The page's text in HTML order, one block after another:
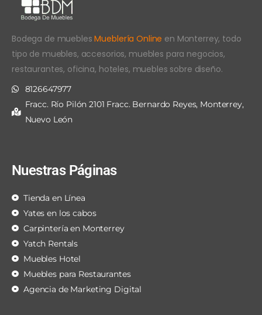
Bodega de mueblesMueblería Online en Monterrey, todo
tipo de muebles, accesorios, muebles para negocios,
restaurantes, oficina, hoteles, muebles sobre diseño.
8126647977
Fracc. Río Pilón 2101 Fracc. Bernardo Reyes, Monterrey,
Nuevo León
Nuestras Páginas
Tienda en Línea
Yates en los cabos
Carpintería en Monterrey
Yatch Rentals
Muebles Hotel
Muebles para Restaurantes
Agencia de Marketing Digital